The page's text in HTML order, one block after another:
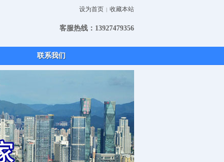
设为首页 | 收藏本站
客服热线：13927479356
联系我们